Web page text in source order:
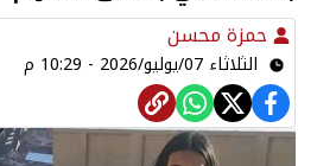
حمزة محسن
الثلاثاء 07/يوليو/2026 - 10:29 م